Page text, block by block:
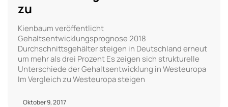
zu
Kienbaum veröffentlicht
Gehaltsentwicklungsprognose 2018
Durchschnittsgehälter steigen in Deutschland erneut
um mehr als drei Prozent Es zeigen sich strukturelle
Unterschiede der Gehaltsentwicklung in Westeuropa
Im Vergleich zu Westeuropa steigen
Oktober 9, 2017